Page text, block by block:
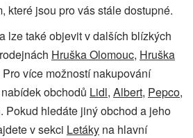
které jsou pro vás stále dostupné.
lze také objevit v dalších blízkých
Hruška Olomouc, Hruška
Pro více možností nakupování
obchodů Lidl, Albert, Pepco,
Pokud hledáte jiný obchod a jeho
v sekci Letáky na hlavní